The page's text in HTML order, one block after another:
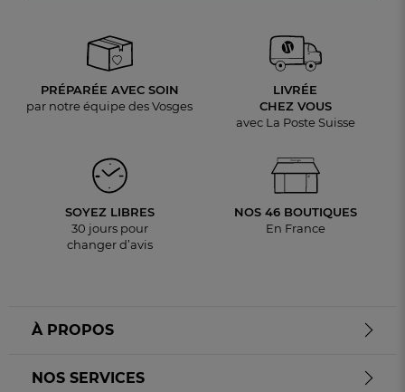
PRÉPARÉE AVEC SOIN
par notre équipe des Vosges
LIVRÉE
CHEZ VOUS
avec La Poste Suisse
SOYEZ LIBRES
30 jours pour
changer d’avis
NOS 46 BOUTIQUES
En France
À PROPOS
NOS SERVICES